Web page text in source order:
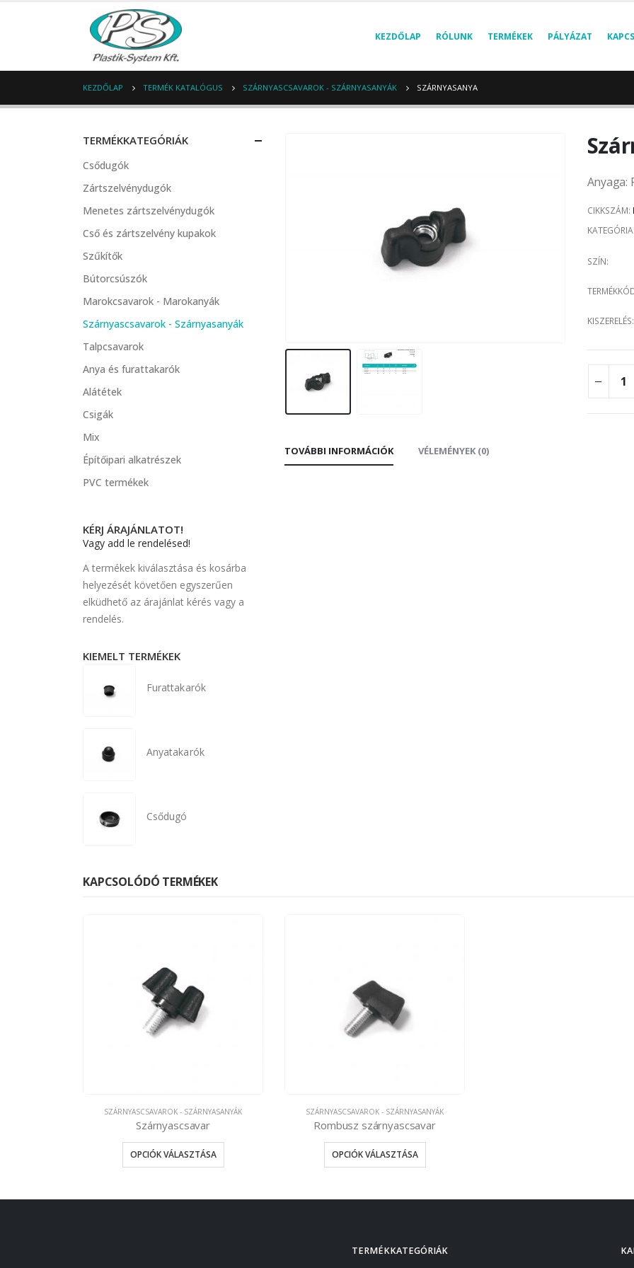
KEZDŐLAP RÓLUNK TERMÉKEK PÁLYÁZAT
KEZDŐLAP TERMÉK KATALÓGUS SZÁRNYASCSAVAROK - SZÁRNYASANYÁK SZÁRNYASANYA
Anyaga:
CIKKSZÁM:
KATEGÓRIA:
SZÍN
KISZERELÉS
TOVÁBBI INFORMÁCIÓK VÉLEMÉNYEK (0)
TERMÉKKATEGÓRIÁK
Csődugók
Zártszelvénydugók
Menetes zártszelvénydugók
Cső és zártszelvény kupakok
Szűkítők
Bútorcsúszók
Marokcsavarok - Marokanyák
Szárnyascsavarok - Szárnyasanyák
Talpcsavarok
Anya és furattakarók
Alátétek
Csigák
Mix
Építőipari alkatrészek
PVC termékek
KÉRJ ÁRAJÁNLATOT!
Vagy add le rendelésed!
A termékek kiválasztása és kosárba
helyezését követően egyszerűen
elküdhető az árajánlat kérés vagy a
rendelés.
KIEMELT TERMÉKEK
Furattakarók
Anyatakarók
Csődugó
KAPCSOLÓDÓ TERMÉKEK
SZÁRNYASCSAVAROK - SZÁRNYASANYÁK
Szárnyascsavar
OPCIÓK VÁLASZTÁSA
SZÁRNYASCSAVAROK - SZÁRNYASANYÁK
Rombusz szárnyascsavar
OPCIÓK VÁLASZTÁSA
TERMÉKKATEGÓRIÁK